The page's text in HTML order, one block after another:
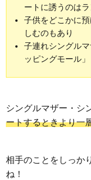
ートに誘うのは
子供をどこかに
しむのもあり
子連れシングル
ッピングモール
シングルマザー・シ
ートするときより一
相手のことをしっか
ね！